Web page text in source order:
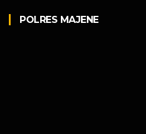
POLRES MAJENE